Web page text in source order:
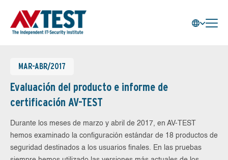
MAR-ABR/2017
Evaluación del producto e informe de
certificación AV-TEST
Durante los meses de marzo y abril de 2017, en AV-TEST
hemos examinado la configuración estándar de 18 productos de
seguridad destinados a los usuarios finales. En las pruebas